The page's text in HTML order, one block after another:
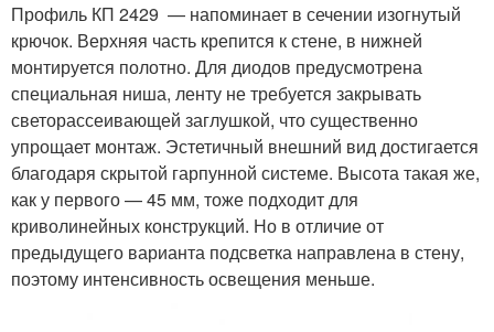
Профиль КП 2429 — напоминает в сечении изогнутый
крючок. Верхняя часть крепится к стене, в нижней
монтируется полотно. Для диодов предусмотрена
специальная ниша, ленту не требуется закрывать
светорассеивающей заглушкой, что существенно
упрощает монтаж. Эстетичный внешний вид достигается
благодаря скрытой гарпунной системе. Высота такая же,
как у первого — 45 мм, тоже подходит для
криволинейных конструкций. Но в отличие от
предыдущего варианта подсветка направлена в стену,
поэтому интенсивность освещения меньше.